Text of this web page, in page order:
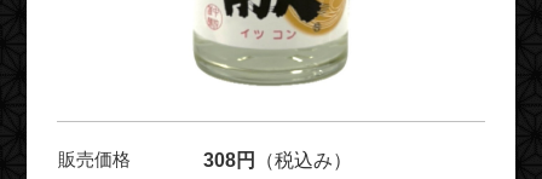
販売価格 308円 （税込み）